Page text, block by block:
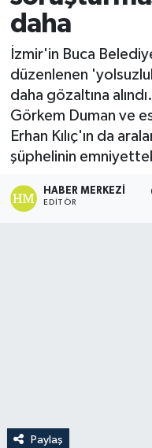
daha
İzmir'in Buca
düzenlenen
daha gözaltına
Görkem Duman ve
Erhan Kılıç'ın da
şüphelinin
HABER MERKEZI
EDITÖR
Paylaş